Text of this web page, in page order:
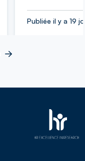
Publiée il y a 19